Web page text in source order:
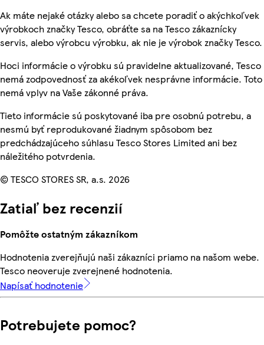
Ak máte nejaké otázky alebo sa chcete poradiť o akýchkoľvek
výrobkoch značky Tesco, obráťte sa na Tesco zákaznícky
servis, alebo výrobcu výrobku, ak nie je výrobok značky Tesco.
Hoci informácie o výrobku sú pravidelne aktualizované, Tesco
nemá zodpovednosť za akékoľvek nesprávne informácie. Toto
nemá vplyv na Vaše zákonné práva.
Tieto informácie sú poskytované iba pre osobnú potrebu, a
nesmú byť reprodukované žiadnym spôsobom bez
predchádzajúceho súhlasu Tesco Stores Limited ani bez
náležitého potvrdenia.
© TESCO STORES SR, a.s. 2026
Zatiaľ bez recenzií
Pomôžte ostatným zákazníkom
Hodnotenia zverejňujú naši zákazníci priamo na našom webe.
Tesco neoveruje zverejnené hodnotenia.
Napísať hodnotenie
Potrebujete pomoc?